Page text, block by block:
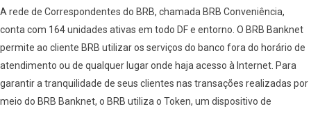
A rede de Correspondentes do BRB, chamada BRB Conveniência,
conta com 164 unidades ativas em todo DF e entorno. O BRB Banknet
permite ao cliente BRB utilizar os serviços do banco fora do horário de
atendimento ou de qualquer lugar onde haja acesso à Internet. Para
garantir a tranquilidade de seus clientes nas transações realizadas por
meio do BRB Banknet, o BRB utiliza o Token, um dispositivo de